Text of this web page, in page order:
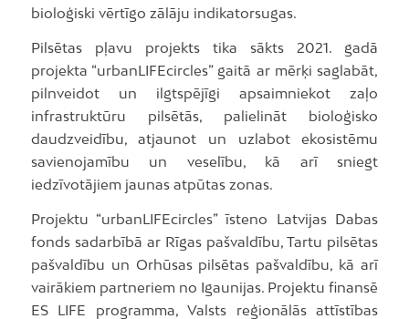
bioloģiski vērtīgo zālāju indikatorsugas.
Pilsētas pļavu projekts tika sākts 2021. gadā
projekta “urbanLIFEcircles” gaitā ar mērķi saglabāt,
pilnveidot un ilgtspējīgi apsaimniekot zaļo
infrastruktūru pilsētās, palielināt bioloģisko
daudzveidību, atjaunot un uzlabot ekosistēmu
savienojamību un veselību, kā arī sniegt
iedzīvotājiem jaunas atpūtas zonas.
Projektu “urbanLIFEcircles” īsteno Latvijas Dabas
fonds sadarbībā ar Rīgas pašvaldību, Tartu pilsētas
pašvaldību un Orhūsas pilsētas pašvaldību, kā arī
vairākiem partneriem no Igaunijas. Projektu finansē
ES LIFE programma, Valsts reģionālās attīstības